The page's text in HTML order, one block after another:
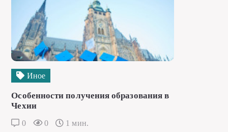
Иное
Особенности получения образования в
Чехии
0 0 1 мин.